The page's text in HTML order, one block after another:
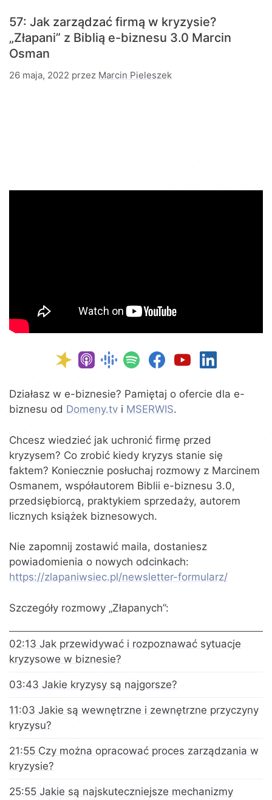
57: Jak zarządzać firmą w kryzysie?
„Złapani” z Biblią e-biznesu 3.0 Marcin
Osman
26 maja, 2022 przez Marcin Pieleszek
Działasz w e-biznesie? Pamiętaj o ofercie dla e-
biznesu od Domeny.tv i MSERWIS.
Chcesz wiedzieć jak uchronić firmę przed
kryzysem? Co zrobić kiedy kryzys stanie się
faktem? Koniecznie posłuchaj rozmowy z Marcinem
Osmanem, współautorem Biblii e-biznesu 3.0,
przedsiębiorcą, praktykiem sprzedaży, autorem
licznych książek biznesowych.
Nie zapomnij zostawić maila, dostaniesz
powiadomienia o nowych odcinkach:
https://zlapaniwsiec.pl/newsletter-formularz/
Szczegóły rozmowy „Złapanych”:
02:13 Jak przewidywać i rozpoznawać sytuacje
kryzysowe w biznesie?
03:43 Jakie kryzysy są najgorsze?
11:03 Jakie są wewnętrzne i zewnętrzne przyczyny
kryzysu?
21:55 Czy można opracować proces zarządzania w
kryzysie?
25:55 Jakie są najskuteczniejsze mechanizmy